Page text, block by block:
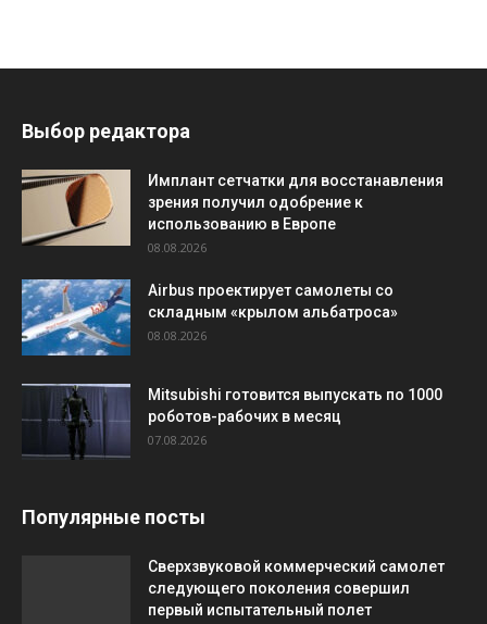
Выбор редактора
Имплант сетчатки для восстанавления
зрения получил одобрение к
использованию в Европе
08.08.2026
Airbus проектирует самолеты со
складным «крылом альбатроса»
08.08.2026
Mitsubishi готовится выпускать по 1000
роботов-рабочих в месяц
07.08.2026
Популярные посты
Сверхзвуковой коммерческий самолет
следующего поколения совершил
первый испытательный полет